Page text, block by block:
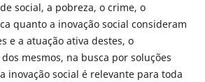
social, a pobreza, o crime, o
quanto a inovação social consideram
e a atuação ativa destes, o
mesmos, na busca por soluções
inovação social é relevante para toda